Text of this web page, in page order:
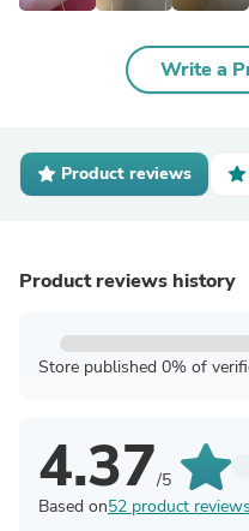
Write a
Product reviews
Product reviews history
Store published 0% of
4.37/5
Based on52 product reviews